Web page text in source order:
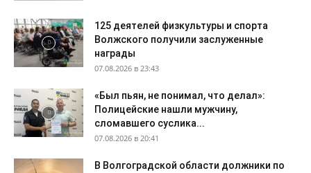
125 деятелей физкультуры и спорта
Волжского получили заслуженные
награды
07.08.2026 в 23:43
«Был пьян, не понимал, что делал»:
Полицейские нашли мужчину,
сломавшего суслика...
07.08.2026 в 20:41
В Волгоградской области должники по